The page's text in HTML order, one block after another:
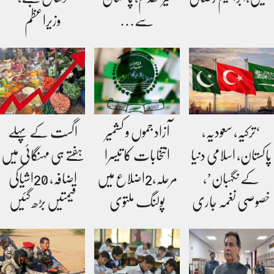
سے…
وزیراعظم
‘ترکیہ، سعودیہ،
پاکستان، اسلامی دنیا
کے نگہبان’،
خصوصی نغمہ جاری
آزاد جموں و کشمیر
انتخابات کا تیسرا
مرحلہ،2اضلاع میں
پولنگ ملتوی
اگست کے پہلے
ہفتے ہی مہنگائی میں
اضافہ، 20اشیاکی
قیمتیں بڑھ گئیں